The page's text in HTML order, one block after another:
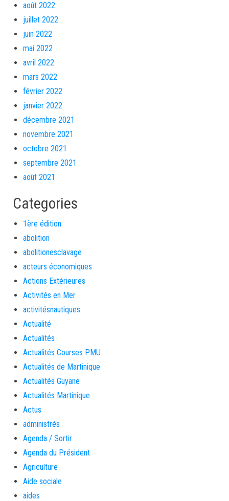
août 2022
juillet 2022
juin 2022
mai 2022
avril 2022
mars 2022
février 2022
janvier 2022
décembre 2021
novembre 2021
octobre 2021
septembre 2021
août 2021
Categories
1ère édition
abolition
abolitionesclavage
acteurs économiques
Actions Extérieures
Activités en Mer
activitésnautiques
Actualité
Actualités
Actualités Courses PMU
Actualités de Martinique
Actualités Guyane
Actualités Martinique
Actus
administrés
Agenda / Sortir
Agenda du Président
Agriculture
Aide sociale
aides